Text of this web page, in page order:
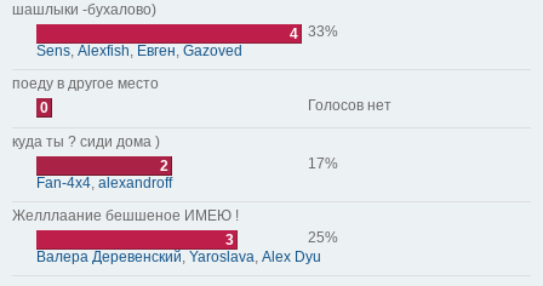
шашлыки -бухалово)
4
Sens, Alexfish, Евген, Gazoved
33%
поеду в другое место
0
Голосов нет
куда ты ? сиди дома )
2
Fan-4x4, alexandroff
17%
Желллаание бешшеное ИМЕЮ !
3
Валера Деревенский, Yaroslava, Alex Dyu
25%